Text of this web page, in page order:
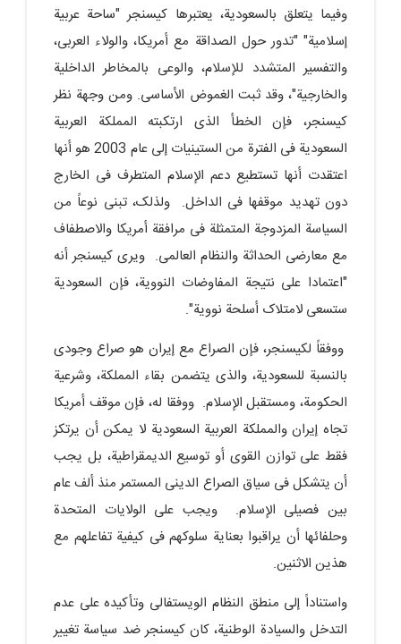
وفیما یتعلق بالسعودیة، یعتبرها کیسنجر "ساحة عربیة
إسلامیة" "تدور حول الصداقة مع أمریکا، والولاء العربی،
والتفسیر المتشدد للإسلام، والوعی بالمخاطر الداخلیة
والخارجیة"، وقد ثبت الغموض الأساسی. ومن وجهة نظر
کیسنجر، فإن الخطأ الذی ارتکبته المملکة العربیة
السعودیة فی الفترة من الستینیات إلى عام 2003 هو أنها
اعتقدت أنها تستطیع دعم الإسلام المتطرف فی الخارج
دون تهدید موقفها فی الداخل. ولذلک، تبنى نوعاً من
السیاسة المزدوجة المتمثلة فی مرافقة أمریکا والاصطفاف
مع معارضی الحداثة والنظام العالمی. ویرى کیسنجر أنه
"اعتمادا على نتیجة المفاوضات النوویة، فإن السعودیة
ستسعى لامتلاک أسلحة نوویة".
ووفقاً لکیسنجر، فإن الصراع مع إیران هو صراع وجودی
بالنسبة للسعودیة، والذی یتضمن بقاء المملکة، وشرعیة
الحکومة، ومستقبل الإسلام. ووفقا له، فإن موقف أمریکا
تجاه إیران والمملکة العربیة السعودیة لا یمکن أن یرتکز
فقط على توازن القوى أو توسیع الدیمقراطیة، بل یجب
أن یتشکل فی سیاق الصراع الدینی المستمر منذ ألف عام
بین فصیلی الإسلام. ویجب على الولایات المتحدة
وحلفائها أن یراقبوا بعنایة سلوکهم فی کیفیة تفاعلهم مع
هذین الاثنین.
واستناداً إلى منطق النظام الویستفالی وتأکیده على عدم
التدخل والسیادة الوطنیة، کان کیسنجر ضد سیاسة تغییر